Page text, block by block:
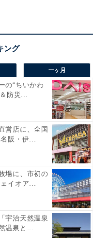
」下車後、レストラン
歩約10分 / 中央バス
車徒歩約5分
は車でのご来場不
「恵庭市戸磯542-
！ 高さ85mの観覧車か
まで…道央エリアの個
一ヶ月
の“ちいかわ
防災...
営店に、全国
阪・伊...
場に、市初の
イオア...
宇治天然温泉
温泉と...